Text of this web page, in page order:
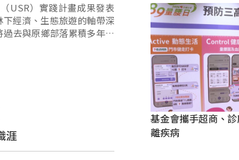
USR）實踐計畫成果發表
經濟、生態旅遊的軸帶深
去與原鄉部落累積多年合
畫，像在霧台鄉就有不錯
涯
基金會攜手超商、
離疾病